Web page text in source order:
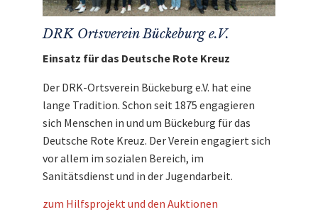
DRK Ortsverein Bückeburg e.V.
Einsatz für das Deutsche Rote Kreuz
Der DRK-Ortsverein Bückeburg e.V. hat eine
lange Tradition. Schon seit 1875 engagieren
sich Menschen in und um Bückeburg für das
Deutsche Rote Kreuz. Der Verein engagiert sich
vor allem im sozialen Bereich, im
Sanitätsdienst und in der Jugendarbeit.
zum Hilfsprojekt und den Auktionen